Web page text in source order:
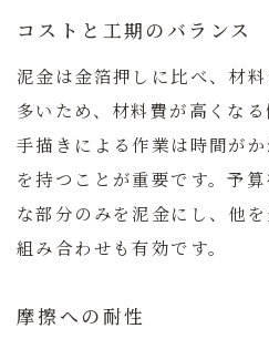
コストと工期のバランス
泥金は金箔押しに比べ、材
多いため、材料費が高くなる
手描きによる作業は時間が
を持つことが重要です。予
な部分のみを泥金にし、他
組み合わせも有効です。
摩擦への耐性